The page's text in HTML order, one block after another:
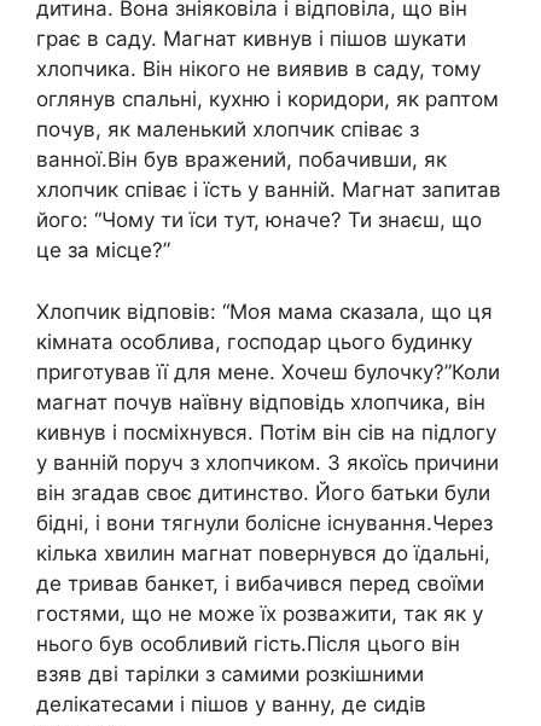
дитина. Вона зніяковіла і відповіла, що він
грає в саду. Магнат кивнув і пішов шукати
хлопчика. Він нікого не виявив в саду, тому
оглянув спальні, кухню і коридори, як раптом
почув, як маленький хлопчик співає з
ванної.Він був вражений, побачивши, як
хлопчик співає і їсть у ванній. Магнат запитав
його: “Чому ти їси тут, юначе? Ти знаєш, що
це за місце?”
Хлопчик відповів: “Моя мама сказала, що ця
кімната особлива, господар цього будинку
приготував її для мене. Хочеш булочку?”Коли
магнат почув наївну відповідь хлопчика, він
кивнув і посміхнувся. Потім він сів на підлогу
у ванній поруч з хлопчиком. З якоїсь причини
він згадав своє дитинство. Його батьки були
бідні, і вони тягнули болісне існування.Через
кілька хвилин магнат повернувся до їдальні,
де тривав банкет, і вибачився перед своїми
гостями, що не може їх розважити, так як у
нього був особливий гість.Після цього він
взяв дві тарілки з самими розкішними
делікатесами і пішов у ванну, де сидів